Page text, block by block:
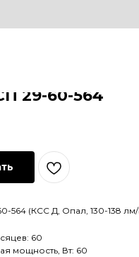
29-60-564
564 (КСС Д, Опал, 130-138 лм/
60
мощность, Вт: 60